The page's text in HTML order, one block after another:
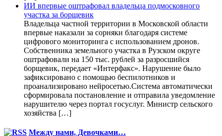
ИИ впервые оштрафовал владельца подмосковного
участка за борщевик
Владельца частной территории в Московской области
впервые наказали за сорняки благодаря системе
цифрового мониторинга с использованием дронов.
Собственника земельного участка в Рузском округе
оштрафовали на 150 тыс. рублей за разросшийся
борщевик, передает «Интерфакс». Нарушение было
зафиксировано с помощью беспилотников и
проанализировано нейросетью.Система автоматически
сформировала постановление и отправила уведомление
нарушителю через портал госуслуг. Министр сельского
хозяйства […]
Между нами, Девочками…